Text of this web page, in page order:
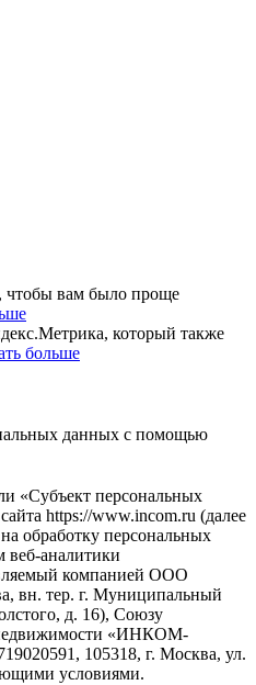
вам было проще
который также
больше
данных с помощью
«Субъект персональных
https://www.incom.ru (далее
обработку персональных
веб-аналитики
компанией ООО
вн. тер. г. Муниципальный
д. 16), Союзу
«ИНКОМ-
105318, г. Москва, ул.
условиями.